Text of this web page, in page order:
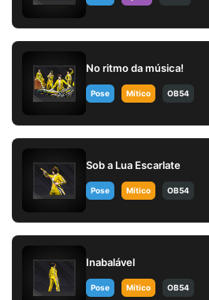
No ritmo da música!
Pose Mítico OB54
Sob a Lua Escarlate
Pose Mítico OB54
Inabalável
Pose Mítico OB54